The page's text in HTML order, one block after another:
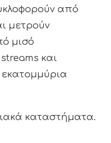
από
μετρούν
μισό
και
καταστήματα.